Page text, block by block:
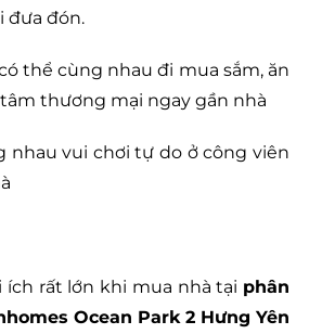
đưa đón.
thể cùng nhau đi mua sắm, ăn
thương mại ngay gần nhà
nhau vui chơi tự do ở công viên
rất lớn khi mua nhà tại phân
Ocean Park 2 Hưng Yên